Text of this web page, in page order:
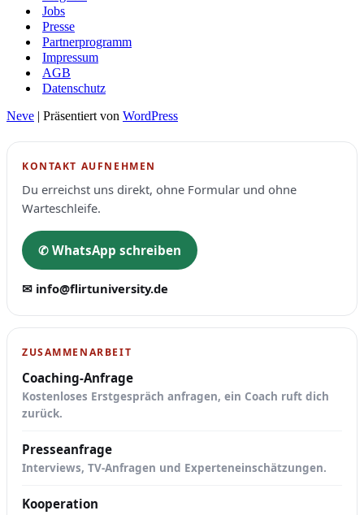
Jobs
Presse
Partnerprogramm
Impressum
AGB
Datenschutz
Neve | Präsentiert von WordPress
KONTAKT AUFNEHMEN
Du erreichst uns direkt, ohne Formular und ohne
Warteschleife.
✆ WhatsApp schreiben
✉ info@flirtuniversity.de
ZUSAMMENARBEIT
Coaching-Anfrage
Kostenloses Erstgespräch anfragen, ein Coach ruft dich
zurück.
Presseanfrage
Interviews, TV-Anfragen und Experteneinschätzungen.
Kooperation